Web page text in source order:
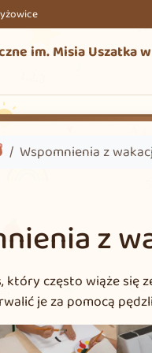
im. Misia Uszatka w
Wspomnienia z
z
który często wiąże się
je za pomocą